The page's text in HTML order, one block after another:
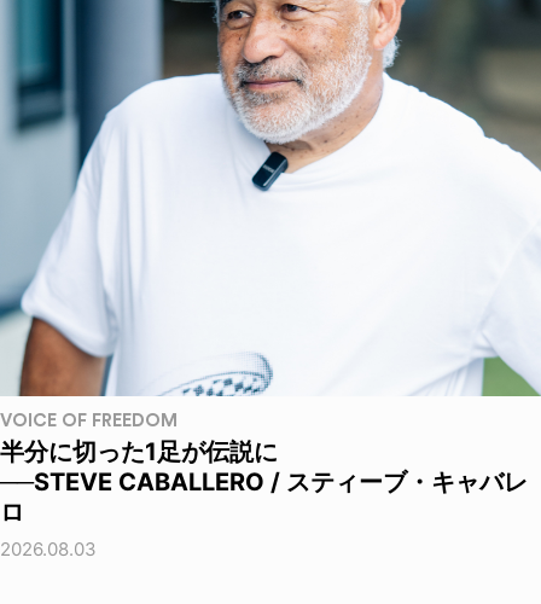
VOICE OF FREEDOM
半分に切った1足が伝説に
──STEVE CABALLERO / スティーブ・キャバレ
ロ
2026.08.03